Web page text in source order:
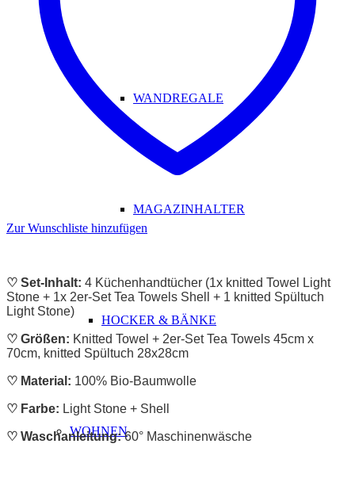
WANDREGALE
MAGAZINHALTER
HOCKER & BÄNKE
WOHNEN
Zur Wunschliste hinzufügen
♡ Set-Inhalt: 4 Küchenhandtücher (1x knitted Towel Light
Stone + 1x 2er-Set Tea Towels Shell + 1 knitted Spültuch
Light Stone)
♡ Größen: Knitted Towel + 2er-Set Tea Towels 45cm x
70cm, knitted Spültuch 28x28cm
♡ Material: 100% Bio-Baumwolle
♡ Farbe: Light Stone + Shell
♡ Waschanleitung:60° Maschinenwäsche